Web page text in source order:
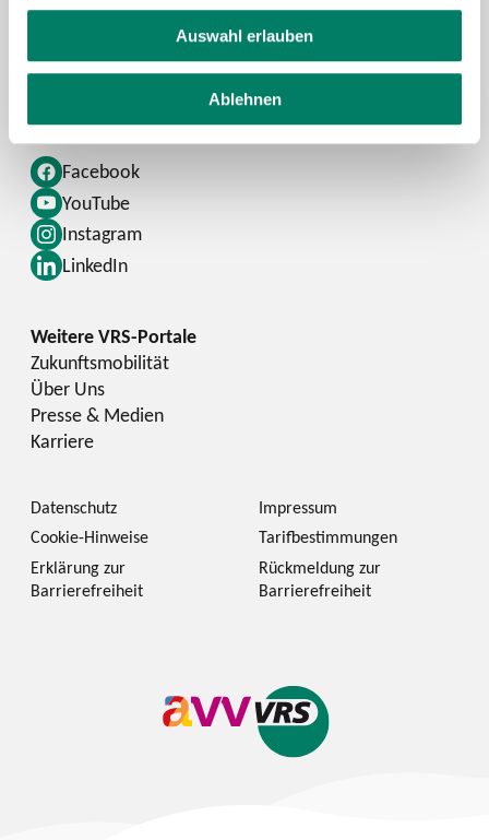
Auswahl erlauben
Ablehnen
Facebook
YouTube
Instagram
LinkedIn
Kontaktformular
FAQ
Zukunftsmobilität
Über Uns
Presse & Medien
Karriere
Datenschutz
Impressum
Cookie-Hinweise
Tarifbestimmungen
Erklärung zur
Barrierefreiheit
Rückmeldung zur
Barrierefreiheit